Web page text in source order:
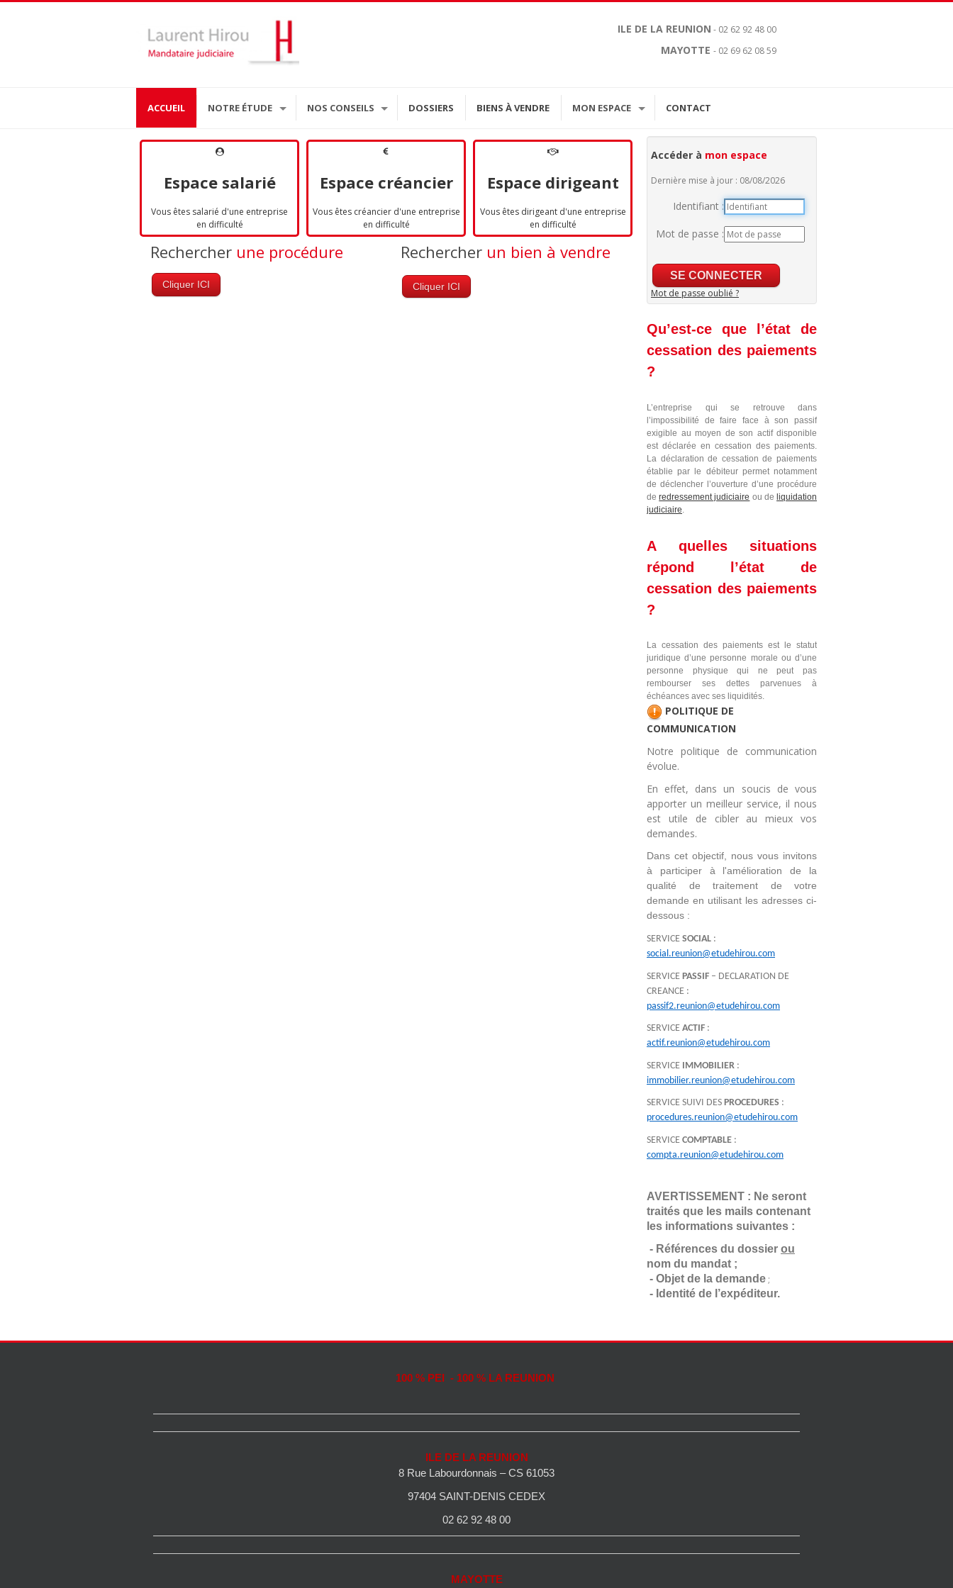
ILE DE LA REUNION - 02 62 92 48 00
MAYOTTE- 02 69 62 08 59
ACCUEIL NOTRE ÉTUDE NOS CONSEILS DOSSIERS BIENS À VENDRE MON ESPACE CONTACT
Accéder à mon espace
Dernière mise à jour : 08/08/2026
Identifiant :
Mot de passe :
Mot de passe oublié ?
Qu’est-ce que l’état de
cessation des paiements
?
L’entreprise qui se retrouve dans
l’impossibilité de faire face à son passif
exigible au moyen de son actif disponible
est déclarée en cessation des paiements.
La déclaration de cessation de paiements
établie par le débiteur permet notamment
de déclencher l’ouverture d’une procédure
deredressement judiciaire ou de liquidation
judiciaire.
A quelles situations
répond l’état de
cessation des paiements
?
La cessation des paiements est le statut
juridique d’une personne morale ou d’une
personne physique qui ne peut pas
rembourser ses dettes parvenues à
échéances avec ses liquidités.
POLITIQUE DE
COMMUNICATION
Notre politique de communication
évolue.
En effet, dans un soucis de vous
apporter un meilleur service, il nous
est utile de cibler au mieux vos
demandes.
Dans cet objectif, nous vous invitons
à participer à l'amélioration de la
qualité de traitement de votre
demande en utilisant les adresses ci-
dessous :
SERVICE SOCIAL :
social.reunion@etudehirou.com
SERVICE PASSIF – DECLARATION DE
CREANCE :
passif2.reunion@etudehirou.com
SERVICE ACTIF :
actif.reunion@etudehirou.com
SERVICE IMMOBILIER :
immobilier.reunion@etudehirou.com
SERVICE SUIVI DES PROCEDURES :
procedures.reunion@etudehirou.com
SERVICE COMPTABLE :
compta.reunion@etudehirou.com
AVERTISSEMENT : Ne seront
traités que les mails contenant
les informations suivantes :
- Références du dossier ou
nom du mandat ;
- Objet de la demande ;
- Identité de l’expéditeur.
Espace salarié
Vous êtes salarié d'une entreprise
en difficulté
Espace créancier
Vous êtes créancier d'une entreprise
en difficulté
Espace dirigeant
Vous êtes dirigeant d'une entreprise
en difficulté
Rechercher une procédure
Cliquer ICI
Rechercher un bien à vendre
Cliquer ICI
100 % PEI - 100 % LA REUNION
ILE DE LA REUNION
8 Rue Labourdonnais – CS 61053
97404 SAINT-DENIS CEDEX
02 62 92 48 00
MAYOTTE